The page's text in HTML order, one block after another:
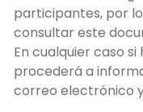
participantes, por
consultar este
En cualquier caso
procederá a
correo electrónico